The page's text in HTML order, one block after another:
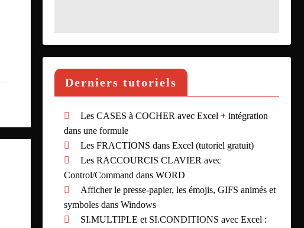
Derniers tutoriels
Les CASES à COCHER avec Excel + intégration
dans une formule
Les FRACTIONS dans Excel (tutoriel gratuit)
Les RACCOURCIS CLAVIER avec
Control/Command dans WORD
Afficher le presse-papier, les émojis, GIFS animés et
symboles dans Windows
SI.MULTIPLE et SI.CONDITIONS avec Excel :